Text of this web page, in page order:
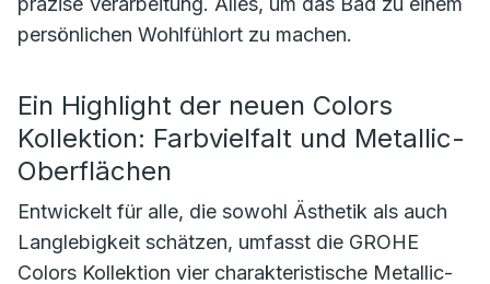
persönlichen Wohlfühlort zu machen.
Ein Highlight der neuen Colors
Kollektion: Farbvielfalt und Metallic-
Oberflächen
Entwickelt für alle, die sowohl Ästhetik als auch
Langlebigkeit schätzen, umfasst die GROHE
Colors Kollektion vier charakteristische Metallic-